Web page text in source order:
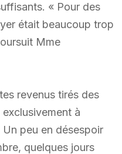
« Pour des
était beaucoup trop
Mme
revenus tirés des
à
peu en désespoir
quelques jours